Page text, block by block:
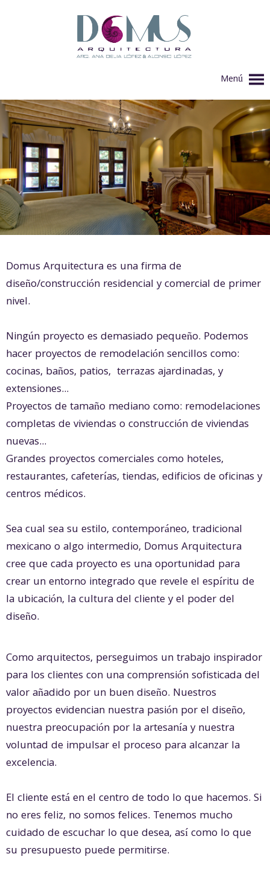
Menú
Domus Arquitectura es una firma de
diseño/construcción residencial y comercial de primer
nivel.
Ningún proyecto es demasiado pequeño. Podemos
hacer proyectos de remodelación sencillos como:
cocinas, baños, patios, terrazas ajardinadas, y
extensiones...
Proyectos de tamaño mediano como: remodelaciones
completas de viviendas o construcción de viviendas
nuevas...
Grandes proyectos comerciales como hoteles,
restaurantes, cafeterías, tiendas, edificios de oficinas y
centros médicos.
Sea cual sea su estilo, contemporáneo, tradicional
mexicano o algo intermedio, Domus Arquitectura
cree que cada proyecto es una oportunidad para
crear un entorno integrado que revele el espíritu de
la ubicación, la cultura del cliente y el poder del
diseño.
Como arquitectos, perseguimos un trabajo inspirador
para los clientes con una comprensión sofisticada del
valor añadido por un buen diseño. Nuestros
proyectos evidencian nuestra pasión por el diseño,
nuestra preocupación por la artesanía y nuestra
voluntad de impulsar el proceso para alcanzar la
excelencia.
El cliente está en el centro de todo lo que hacemos. Si
no eres feliz, no somos felices. Tenemos mucho
cuidado de escuchar lo que desea, así como lo que
su presupuesto puede permitirse.